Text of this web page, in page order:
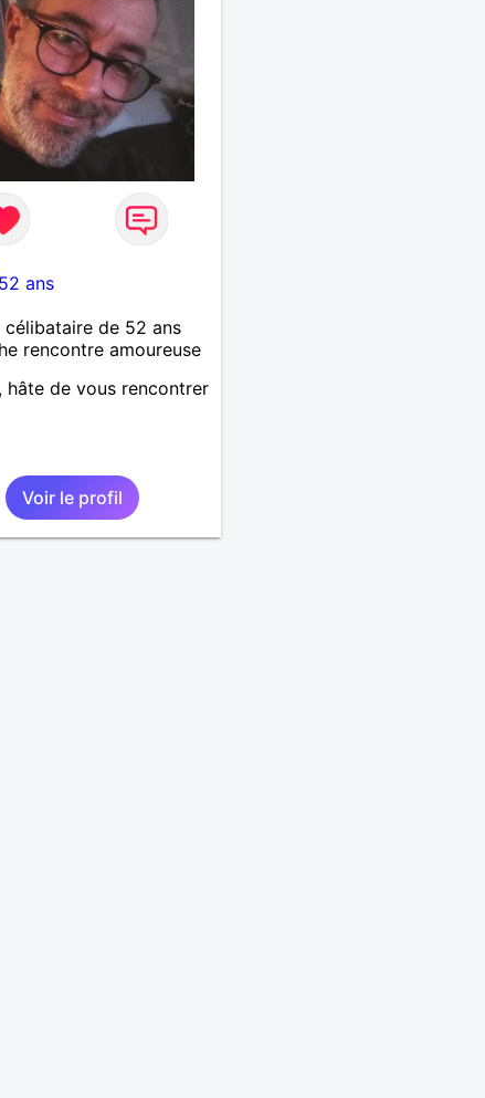
52 ans
célibataire de 52 ans
rencontre amoureuse
hâte de vous rencontrer
Voir le profil